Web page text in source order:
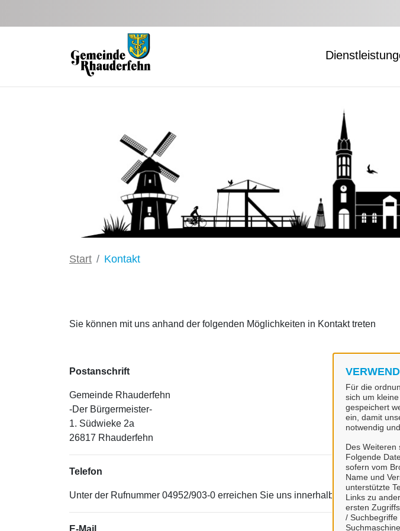
Für die
sich um
gespeichert
ein, damit
notwendig
Des Weiteren
Folgende
sofern vom
Name und
unterstützte
Links zu
ersten
/
Start Kontakt
Sie können mit uns anhand der folgenden Möglichkeiten in Kontakt treten
Postanschrift
Gemeinde Rhauderfehn
-Der Bürgermeister-
1. Südwieke 2a
26817 Rhauderfehn
Telefon
Unter der Rufnummer 04952/903-0 erreichen Sie uns innerhalb unserer
E-Mail